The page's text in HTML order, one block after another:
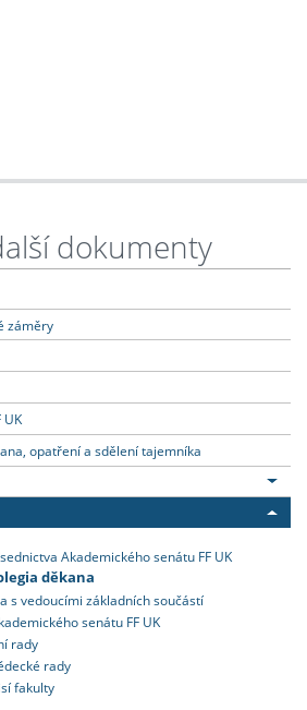
dokumenty
záměry
UK
opatření a sdělení tajemníka
Akademického senátu FF UK
děkana
s vedoucími základních součástí
senátu FF UK
rady
rady
fakulty